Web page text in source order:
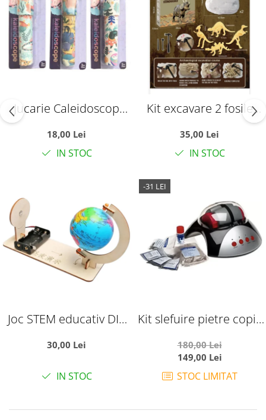
Jucarie Caleidoscop
pentru copii, model
Water
18,00 Lei
IN STOC
Kit excavare 2 fosile
dinozaur 3D, sapatura si
asamblare schelet, 4+
ani
35,00 Lei
IN STOC
Joc STEM educativ DIY
noapte pentru copii 8
30,00 Lei
IN STOC
-31 LEI
Kit slefuire pietre copii,
accesorii bijuterii, 6 ani+
180,00 Lei
149,00 Lei
STOC LIMITAT